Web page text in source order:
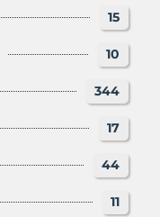
15
10
344
17
44
11